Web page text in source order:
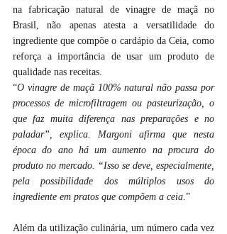
na fabricação natural de vinagre de maçã no
Brasil, não apenas atesta a versatilidade do
ingrediente que compõe o cardápio da Ceia, como
reforça a importância de usar um produto de
qualidade nas receitas.
“O vinagre de maçã 100% natural não passa por
processos de microfiltragem ou pasteurização, o
que faz muita diferença nas preparações e no
paladar”, explica. Margoni afirma que nesta
época do ano há um aumento na procura do
produto no mercado. “Isso se deve, especialmente,
pela possibilidade dos múltiplos usos do
ingrediente em pratos que compõem a ceia.”
Além da utilização culinária, um número cada vez